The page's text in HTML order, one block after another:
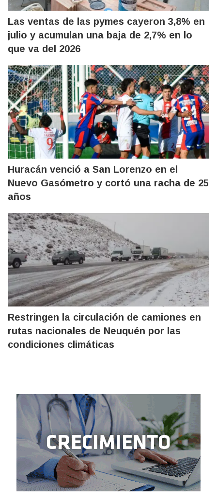
Las ventas de las pymes cayeron 3,8% en
julio y acumulan una baja de 2,7% en lo
que va del 2026
Huracán venció a San Lorenzo en el
Nuevo Gasómetro y cortó una racha de 25
años
Restringen la circulación de camiones en
rutas nacionales de Neuquén por las
condiciones climáticas